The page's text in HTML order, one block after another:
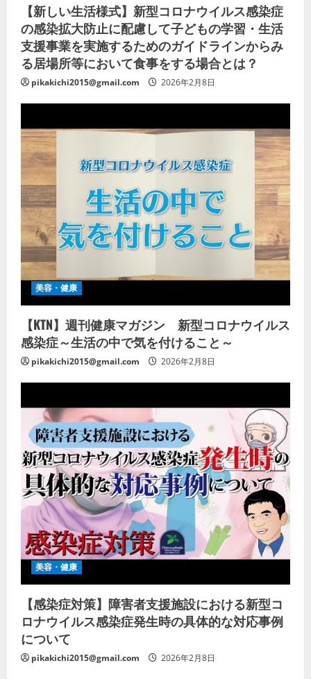
【新しい生活様式】新型コロナウイルス感染症
の感染拡大防止に配慮して子どもの学習・生活
支援事業を実施するためのガイドラインからみ
る居場所等において食事をする場合とは？
pikakichi2015@gmail.com 2026年2月8日
美容・健康
【KTN】週刊健康マガジン 新型コロナウイルス
感染症～生活の中で気を付けること～
pikakichi2015@gmail.com 2026年2月8日
美容・健康
【感染症対策】障害者支援施設における新型コ
ロナウイルス感染症発生時の具体的な対応事例
について
pikakichi2015@gmail.com 2026年2月8日